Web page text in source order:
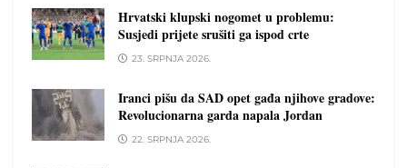
Hrvatski klupski nogomet u problemu:
Susjedi prijete srušiti ga ispod crte
23. SRPNJA 2026.
Iranci pišu da SAD opet gađa njihove gradove:
Revolucionarna garda napala Jordan
22. SRPNJA 2026.